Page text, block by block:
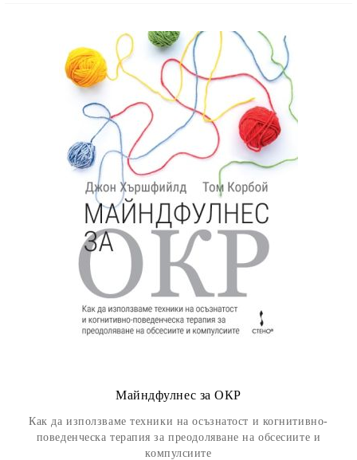
Майндфулнес за ОКР
Как да използваме техники на осъзнатост и когнитивно-
поведенческа терапия за преодоляване на обсесиите и
компулсиите